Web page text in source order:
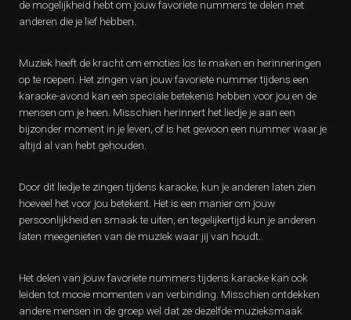
de mogelijkheid hebt om jouw favoriete nummers te delen met
anderen die je lief hebben.
Muziek heeft de kracht om emoties los te maken en herinneringen
op te roepen. Het zingen van jouw favoriete nummer tijdens een
karaoke-avond kan een speciale betekenis hebben voor jou en de
mensen om je heen. Misschien herinnert het liedje je aan een
bijzonder moment in je leven, of is het gewoon een nummer waar je
altijd al van hebt gehouden.
Door dit liedje te zingen tijdens karaoke, kun je anderen laten zien
hoeveel het voor jou betekent. Het is een manier om jouw
persoonlijkheid en smaak te uiten, en tegelijkertijd kun je anderen
laten meegenieten van de muziek waar jij van houdt.
Het delen van jouw favoriete nummers tijdens karaoke kan ook
leiden tot mooie momenten van verbinding. Misschien ontdekken
andere mensen in de groep wel dat ze dezelfde muzieksmaak